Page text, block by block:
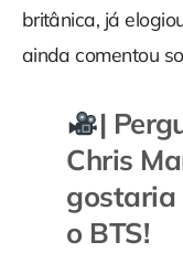
britânica, já
ainda comentou
|
Chris
gostaria
o BTS!